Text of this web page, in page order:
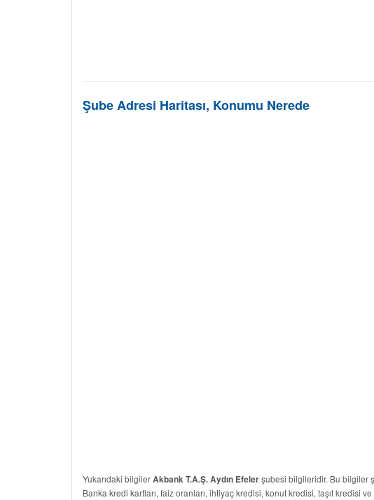
Şube Adresi Haritası, Konumu Nerede
Yukarıdaki bilgilerAkbank T.A.Ş. Aydın Efelerşubesi bilgileridir. Bu bilgiler
Banka kredi kartları, faiz oranları, ihtiyaç kredisi, konut kredisi, taşıt kredisi